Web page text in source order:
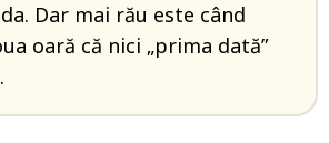
Dar mai rău este când
oară că nici „prima dată”